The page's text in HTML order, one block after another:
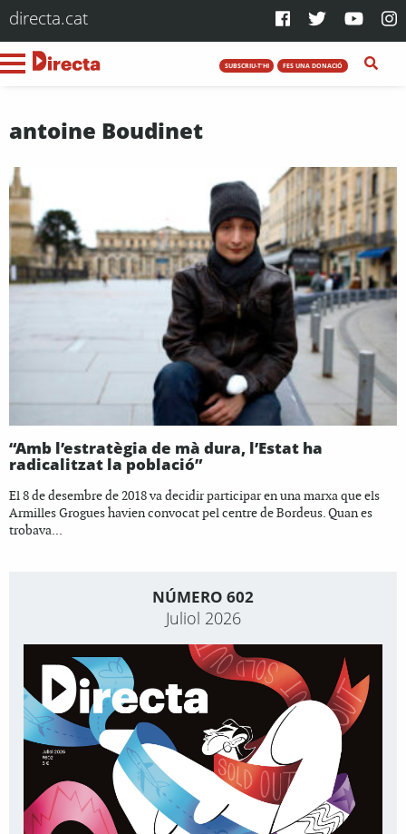
directa.cat
SUBSCRIU-T'HI FES UNA DONACIÓ
antoine Boudinet
“Amb l’estratègia de mà dura, l’Estat ha
radicalitzat la població”
El 8 de desembre de 2018 va decidir participar en una marxa que els
Armilles Grogues havien convocat pel centre de Bordeus. Quan es
trobava...
NÚMERO 602
Juliol 2026